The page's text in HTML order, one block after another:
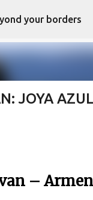
al contenido principal
your borders
JOYA
–